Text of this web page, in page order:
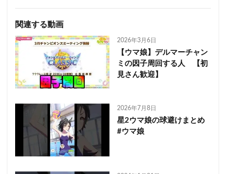
関連する動画
2026年3月6日
【ウマ娘】デルマーチャン
ミの因子周回する人 【初
見さん歓迎】
2026年7月8日
星2ウマ娘の球避けまとめ
#ウマ娘